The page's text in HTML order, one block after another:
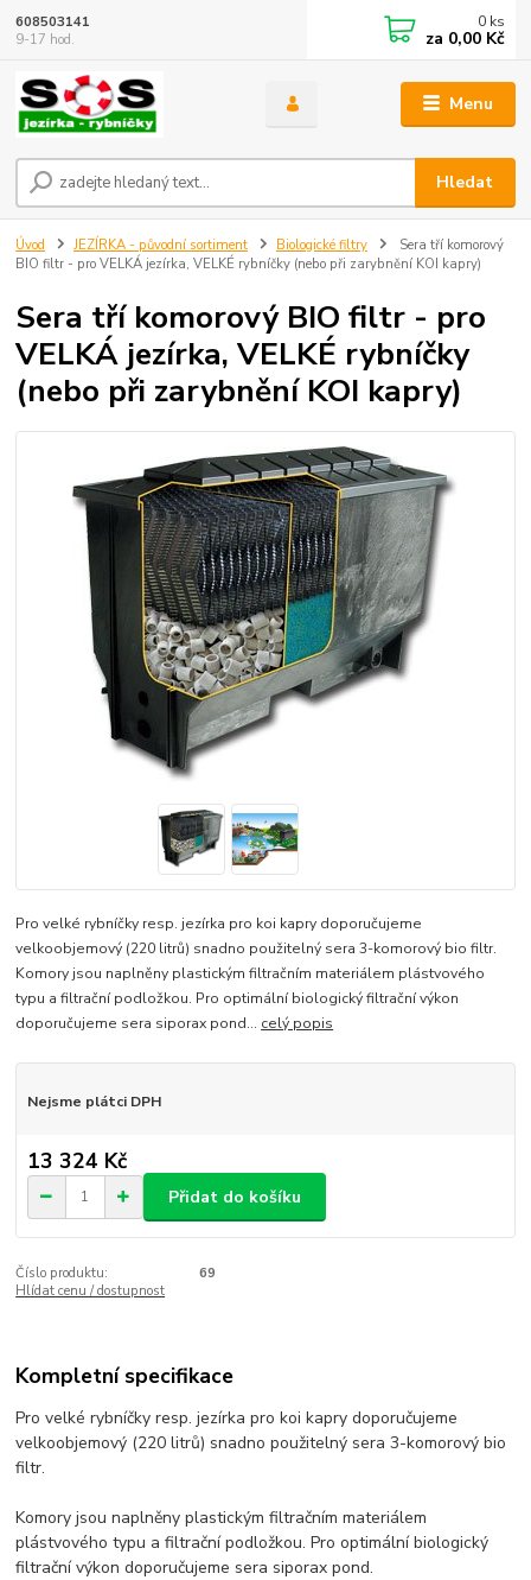
Menu
Hledat
608503141
9-17 hod.
0 ks
za 0,00 Kč
Úvod JEZÍRKA - původní sortiment Biologické filtry
Sera tří komorový
BIO filtr - pro VELKÁ jezírka, VELKÉ rybníčky (nebo při zarybnění KOI kapry)
Sera tří komorový BIO filtr - pro
VELKÁ jezírka, VELKÉ rybníčky
(nebo při zarybnění KOI kapry)
Pro velké rybníčky resp. jezírka pro koi kapry doporučujeme
velkoobjemový (220 litrů) snadno použitelný sera 3-komorový bio filtr.
Komory jsou naplněny plastickým filtračním materiálem plástvového
typu a filtrační podložkou. Pro optimální biologický filtrační výkon
doporučujeme sera siporax pond... celý popis
Nejsme plátci DPH
13 324 Kč
Přidat do košíku
Číslo produktu:
69
Hlídat cenu / dostupnost
Kompletní specifikace
Pro velké rybníčky resp. jezírka pro koi kapry doporučujeme
velkoobjemový (220 litrů) snadno použitelný sera 3-komorový bio
filtr.
Komory jsou naplněny plastickým filtračním materiálem
plástvového typu a filtrační podložkou. Pro optimální biologický
filtrační výkon doporučujeme sera siporax pond.